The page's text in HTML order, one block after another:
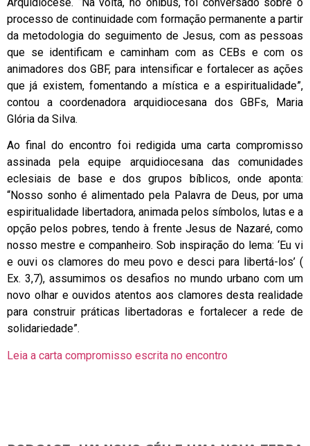
processo de continuidade com formação permanente a partir
da metodologia do seguimento de Jesus, com as pessoas
que se identificam e caminham com as CEBs e com os
animadores dos GBF, para intensificar e fortalecer as ações
que já existem, fomentando a mística e a espiritualidade”,
contou a coordenadora arquidiocesana dos GBFs, Maria
Glória da Silva.
Ao final do encontro foi redigida uma carta compromisso
assinada pela equipe arquidiocesana das comunidades
eclesiais de base e dos grupos bíblicos, onde aponta:
“Nosso sonho é alimentado pela Palavra de Deus, por uma
espiritualidade libertadora, animada pelos símbolos, lutas e a
opção pelos pobres, tendo à frente Jesus de Nazaré, como
nosso mestre e companheiro. Sob inspiração do lema: ‘Eu vi
e ouvi os clamores do meu povo e desci para libertá-los’ (
Ex. 3,7), assumimos os desafios no mundo urbano com um
novo olhar e ouvidos atentos aos clamores desta realidade
para construir práticas libertadoras e fortalecer a rede de
solidariedade”.
Leia a carta compromisso escrita no encontro